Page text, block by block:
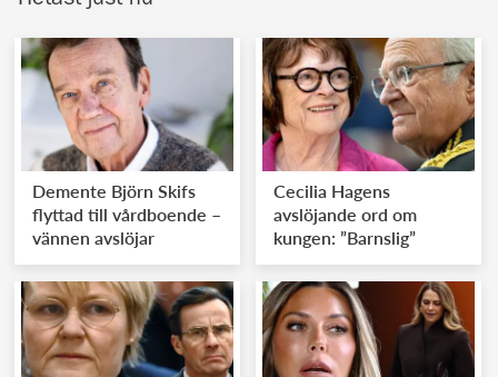
Demente Björn Skifs
flyttad till vårdboende –
vännen avslöjar
Cecilia Hagens
avslöjande ord om
kungen: ”Barnslig”